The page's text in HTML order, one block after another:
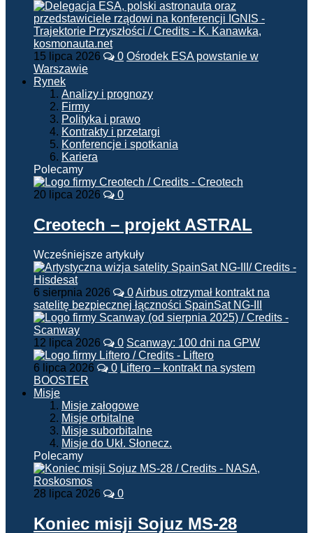
15 lipca 2026 0 Ośrodek ESA powstanie w
Warszawie
Rynek
Analizy i prognozy
Firmy
Polityka i prawo
Kontrakty i przetargi
Konferencje i spotkania
Kariera
Polecamy
20 lipca 2026 0
Creotech – projekt ASTRAL
Wcześniejsze artykuły
6 sierpnia 2026 0Airbus otrzymał kontrakt na
satelitę bezpiecznej łączności SpainSat NG-III
12 lipca 2026 0 Scanway: 100 dni na GPW
6 lipca 2026 0 Liftero – kontrakt na system
BOOSTER
Misje
Misje załogowe
Misje orbitalne
Misje suborbitalne
Misje do Ukł. Słonecz.
Polecamy
28 lipca 2026 0
Koniec misji Sojuz MS-28